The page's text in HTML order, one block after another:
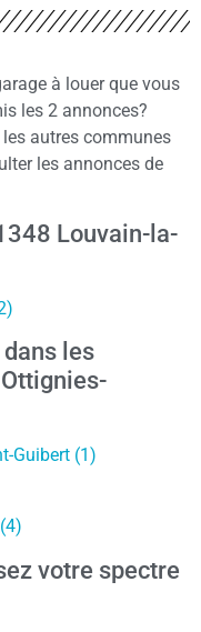
à louer que vous
les 2 annonces?
autres communes
les annonces de
Louvain-la-
les
Guibert (1)
votre spectre